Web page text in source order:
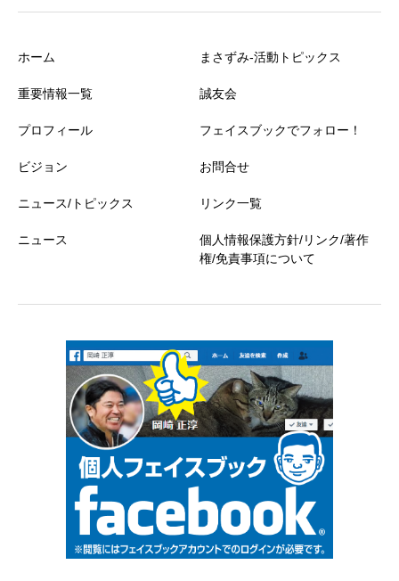
ホーム
重要情報一覧
プロフィール
ビジョン
ニュース/トピックス
ニュース
まさずみ-活動トピックス
誠友会
フェイスブックでフォロー！
お問合せ
リンク一覧
個人情報保護方針/リンク/著作
権/免責事項について